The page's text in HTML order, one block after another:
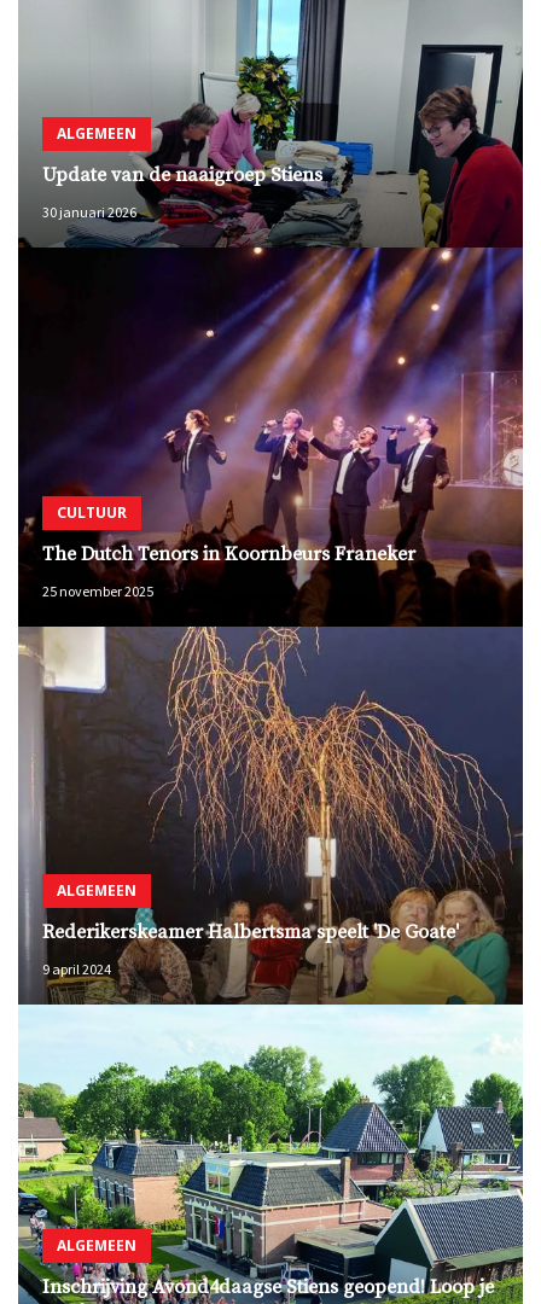
ALGEMEEN
Update van de naaigroep Stiens
30 januari 2026
CULTUUR
The Dutch Tenors in Koornbeurs Franeker
25 november 2025
ALGEMEEN
Rederikerskeamer Halbertsma speelt 'De Goate'
9 april 2024
ALGEMEEN
Inschrijving Avond4daagse Stiens geopend! Loop je